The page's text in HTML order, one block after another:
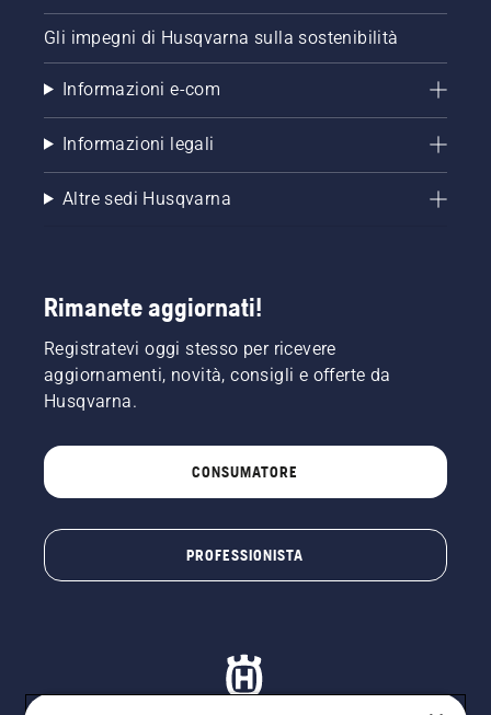
Gli impegni di Husqvarna sulla sostenibilità
Informazioni e-com
Informazioni legali
Altre sedi Husqvarna
Rimanete aggiornati!
Registratevi oggi stesso per ricevere
aggiornamenti, novità, consigli e offerte da
Husqvarna.
CONSUMATORE
PROFESSIONISTA